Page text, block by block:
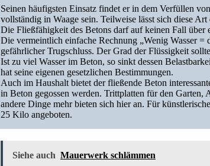
Seinen häufigsten Einsatz findet er in dem Verfüllen
vollständig in Waage sein. Teilweise lässt sich diese
Die Fließfähigkeit des Betons darf auf keinen Fall über
Die vermeintlich einfache Rechnung „Wenig Wasser
gefährlicher Trugschluss. Der Grad der Flüssigkeit
Ist zu viel Wasser im Beton, so sinkt dessen
hat seine eigenen gesetzlichen Bestimmungen.
Auch im Haushalt bietet der fließende Beton
in Beton gegossen werden. Trittplatten für den
andere Dinge mehr bieten sich hier an. Für
25 Kilo angeboten.
Siehe auch Mauerwerk schlämmen